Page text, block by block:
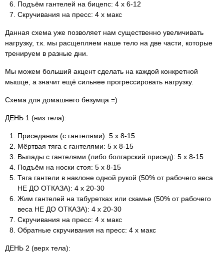
Подъём гантелей на бицепс: 4 х 6-12
Скручивания на пресс: 4 х макс
Данная схема уже позволяет нам существенно увеличивать
нагрузку, т.к. мы расщепляем наше тело на две части, которые
тренируем в разные дни.
Мы можем больший акцент сделать на каждой конкретной
мышце, а значит ещё сильнее прогрессировать нагрузку.
Схема для домашнего безумца =)
ДЕНЬ 1 (низ тела):
Приседания (с гантелями): 5 х 8-15
Мёртвая тяга с гантелями: 5 х 8-15
Выпады с гантелями (либо болгарский присед): 5 х 8-15
Подъём на носки стоя: 5 х 8-15
Тяга гантели в наклоне одной рукой (50% от рабочего веса
НЕ ДО ОТКАЗА): 4 х 20-30
Жим гантелей на табуретках или скамье (50% от рабочего
веса НЕ ДО ОТКАЗА): 4 х 20-30
Скручивания на пресс: 4 х макс
Обратные скручивания на пресс: 4 х макс
ДЕНЬ 2 (верх тела):